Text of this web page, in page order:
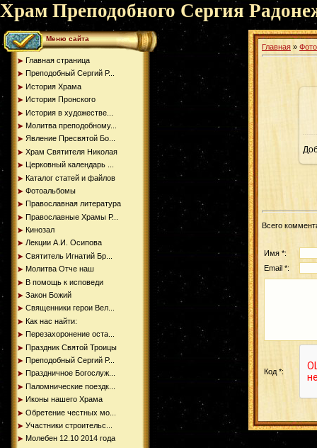
Храм Преподобного Сергия
Меню сайта
Главная страница
Преподобный Сергий Р...
История Храма
История Пронского
История в художестве...
Молитва преподобному...
Явление Пресвятой Бо...
Храм Святителя Николая
Церковный календарь ...
Каталог статей и файлов
Фотоальбомы
Православная литература
Православные Храмы Р...
Кинозал
Лекции А.И. Осипова
Святитель Игнатий Бр...
Молитва Отче наш
В помощь к исповеди
Закон Божий
Священники герои Вел...
Как нас найти:
Перезахоронение оста...
Праздник Святой Троицы
Преподобный Сергий Р...
Праздничное Богослуж...
Паломнические поездк...
Иконы нашего Храма
Обретение честных мо...
Участники строительс...
Молебен 12.10 2014 года
Главная »
Всего
Имя *:
Email *:
Код *: